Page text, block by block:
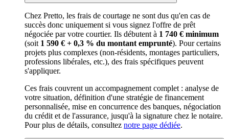
Chez Pretto, les frais de courtage ne sont dus qu'en cas de
succès donc uniquement si vous signez l'offre de prêt
négociée par votre courtier. Ils débutent à 1 740 € minimum
(soit 1 590 € + 0,3 % du montant emprunté). Pour certains
projets plus complexes (non-résidents, montages particuliers,
professions libérales, etc.), des frais spécifiques peuvent
s'appliquer.
Ces frais couvrent un accompagnement complet : analyse de
votre situation, définition d'une stratégie de financement
personnalisée, mise en concurrence des banques, négociation
du crédit et de l'assurance, jusqu'à la signature chez le notaire.
Pour plus de détails, consultez notre page dédiée.